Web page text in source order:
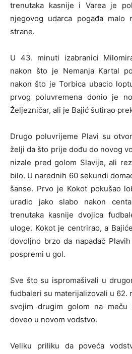
trenutaka kasnije i Varea je
njegovog udarca pogađa malo
strane.
U 43. minuti izabranici
nakon što je Nemanja Kartal
nakon što je Torbica ubacio
prvog poluvremena donio je
Željezničar, ali je Bajić šutirao
Drugo poluvrijeme Plavi su
želji da što prije dođu do novog
nizale pred golom Slavije, ali
bilo. U narednih 60 sekundi
šanse. Prvo je Kokot pokušao
uradio jako slabo nakon
trenutaka kasnije dvojica
uloge. Kokot je centrirao, a
dovoljno brzo da napadač
pospremi u gol.
Sve što su ispromašivali u
fudbaleri su materijalizovali u 62.
svojim drugim golom na
doveo u novom vodstvo.
Veliku priliku da poveća